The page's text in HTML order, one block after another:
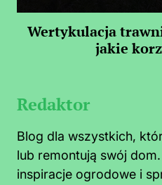
Wertykulacja
jakie
Redaktor
Blog dla wszystkich,
lub remontują swój
inspiracje ogrodowe i